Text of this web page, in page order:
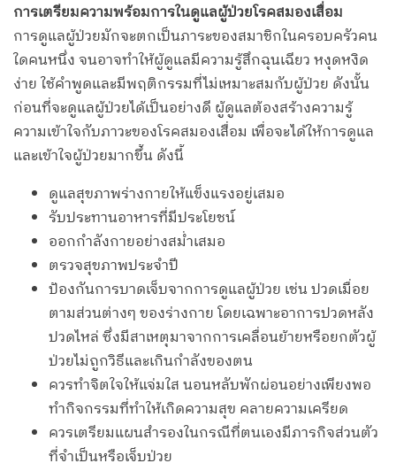
การเตรียมความพร้อมการในดูแลผู้ป่วยโรคสมองเสื่อม
การดูแลผู้ป่วยมักจะตกเป็นภาระของสมาชิกในครอบครัวคน
ใดคนหนึ่ง จนอาจทำให้ผู้ดูแลมีความรู้สึกฉุนเฉียว หงุดหงิด
ง่าย ใช้คำพูดและมีพฤติกรรมที่ไม่เหมาะสมกับผู้ป่วย ดังนั้น
ก่อนที่จะดูแลผู้ป่วยได้เป็นอย่างดี ผู้ดูแลต้องสร้างความรู้
ความเข้าใจกับภาวะของโรคสมองเสื่อม เพื่อจะได้ให้การดูแล
และเข้าใจผู้ป่วยมากขึ้น ดังนี้
ดูแลสุขภาพร่างกายให้แข็งแรงอยู่เสมอ
รับประทานอาหารที่มีประโยชน์
ออกกำลังกายอย่างสม่ำเสมอ
ตรวจสุขภาพประจำปี
ป้องกันการบาดเจ็บจากการดูแลผู้ป่วย เช่น ปวดเมื่อย
ตามส่วนต่างๆ ของร่างกาย โดยเฉพาะอาการปวดหลัง
ปวดไหล่ ซึ่งมีสาเหตุมาจากการเคลื่อนย้ายหรือยกตัวผู้
ป่วยไม่ถูกวิธีและเกินกำลังของตน
ควรทำจิตใจให้แจ่มใส นอนหลับพักผ่อนอย่างเพียงพอ
ทำกิจกรรมที่ทำให้เกิดความสุข คลายความเครียด
ควรเตรียมแผนสำรองในกรณีที่ตนเองมีภารกิจส่วนตัว
ที่จำเป็นหรือเจ็บป่วย